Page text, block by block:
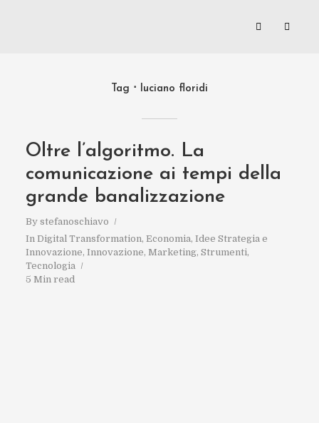
Tag luciano floridi
Oltre l’algoritmo. La
comunicazione ai tempi della
grande banalizzazione
By stefanoschiavo
In Digital Transformation, Economia, Idee Strategia e
Innovazione, Innovazione, Marketing, Strumenti,
Tecnologia
5 Min read